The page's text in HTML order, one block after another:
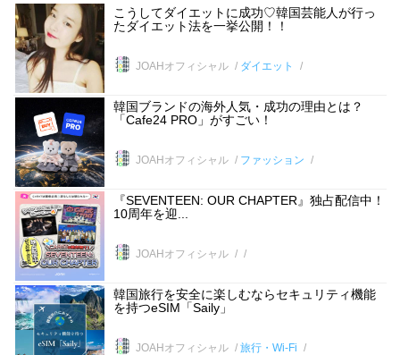
こうしてダイエットに成功♡韓国芸能人が行っ
たダイエット法を一挙公開！！
JOAHオフィシャル ダイエット
韓国ブランドの海外人気・成功の理由とは？
「Cafe24 PRO」がすごい！
JOAHオフィシャル ファッション
『SEVENTEEN: OUR CHAPTER』独占配信中！
10周年を迎...
JOAHオフィシャル
韓国旅行を安全に楽しむならセキュリティ機能
を持つeSIM「Saily」
JOAHオフィシャル 旅行・Wi-Fi